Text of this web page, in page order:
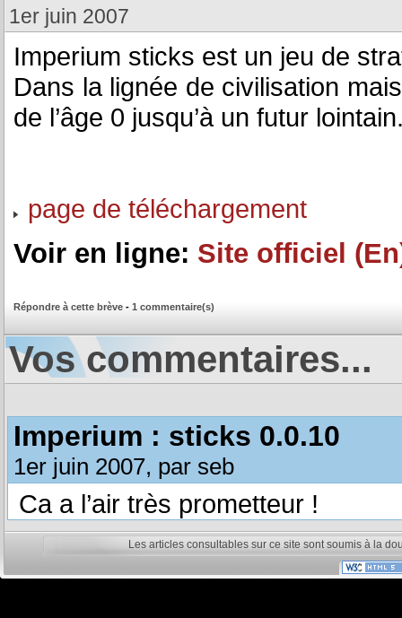
1er juin 2007
Imperium sticks est un jeu de
Dans la lignée de civilisation
de l’âge 0 jusqu’à un futur
page de téléchargement
Voir en ligne: Site officiel
Répondre à cette brève - 1 commentaire(s)
Vos commentaires...
Imperium : sticks 0.0.10
1er juin 2007, par seb
Ca a l’air très prometteur !
Les articles consultables sur ce site sont soumis à la